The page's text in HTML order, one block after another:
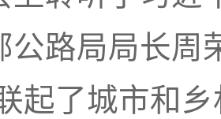
公路局局长周
起了城市和